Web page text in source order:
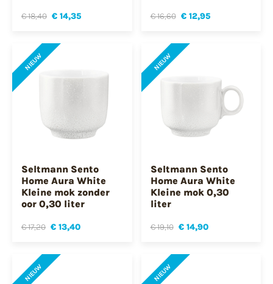
€ 18,40 € 14,35 € 16,60 € 12,95
NIEUW
Seltmann Sento
Home Aura White
Kleine mok zonder
oor 0,30 liter
€ 17,20 € 13,40
NIEUW
Seltmann Sento
Home Aura White
Kleine mok 0,30
liter
€ 19,10 € 14,90
NIEUW NIEUW